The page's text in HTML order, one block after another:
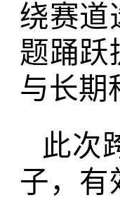
绕赛道
题踊跃
与长期
此次
子，有